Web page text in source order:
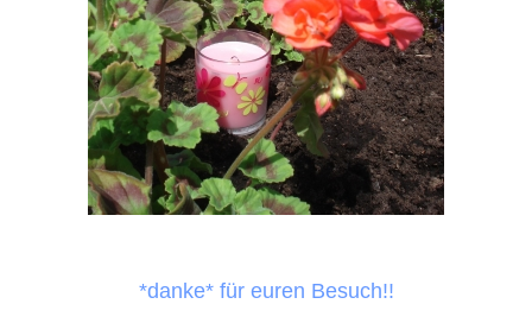
*danke* für euren Besuch!!